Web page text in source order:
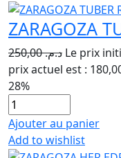
ZARAGOZA
د.م.250,00
28%
Ajouter au panier
Add to wishlist